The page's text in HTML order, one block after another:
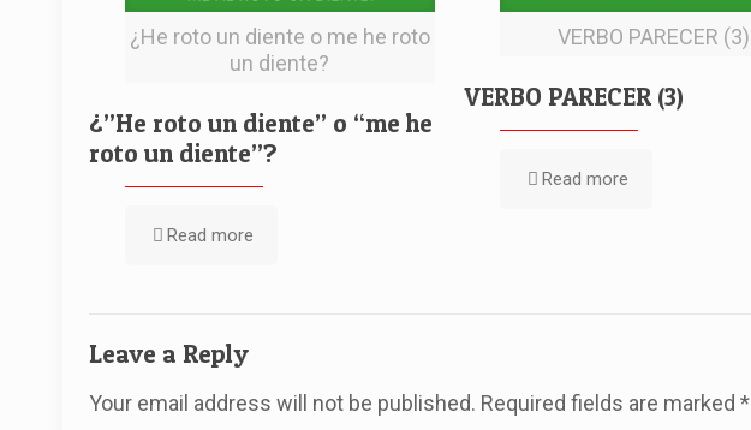
¿He roto un diente o me he roto
un diente?
¿”He roto un diente” o “me he
roto un diente”?
Read more
VERBO PARECER (3)
VERBO PARECER (3)
Read more
Leave a Reply
Your email address will not be published. Required fields are marked *